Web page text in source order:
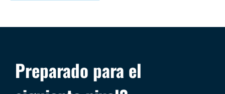
Preparado para el